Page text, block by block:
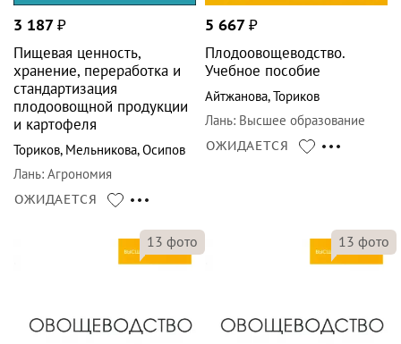
3 187 ₽
Пищевая ценность,
хранение, переработка и
стандартизация
плодоовощной продукции
и картофеля
Ториков, Мельникова,Осипов
Лань: Агрономия
ОЖИДАЕТСЯ
5 667 ₽
Плодоовощеводство.
Учебное пособие
Айтжанова,Ториков
Лань: Высшее образование
ОЖИДАЕТСЯ
13 фото 13 фото